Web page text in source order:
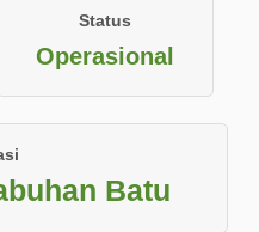
Status
Operasional
Batu